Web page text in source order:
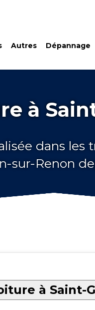
Autres Dépannage
à
dans les
sur-Renon
à Saint-